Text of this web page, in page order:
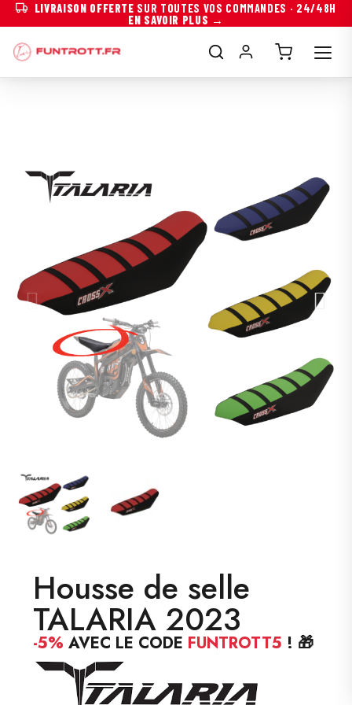
LIVRAISON OFFERTE SUR TOUTES VOS COMMANDES · 24/48H
EN SAVOIR PLUS →
Housse de selle
TALARIA 2023
-5% AVEC LE CODE FUNTROTT5 ! 🎁